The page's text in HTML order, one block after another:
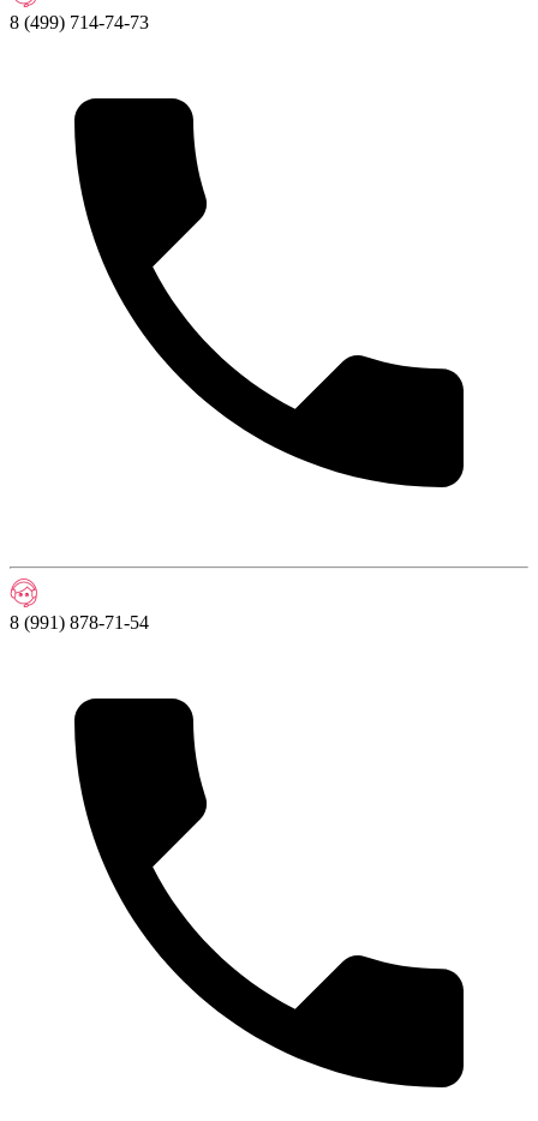
8 (499) 714-74-73
8 (991) 878-71-54